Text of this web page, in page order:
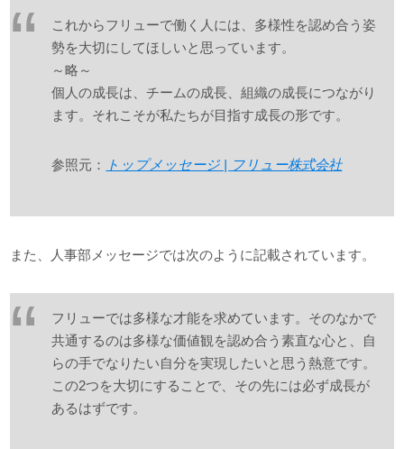
これからフリューで働く人には、多様性を認め合う姿
勢を大切にしてほしいと思っています。
～略～
個人の成長は、チームの成長、組織の成長につながり
ます。それこそが私たちが目指す成長の形です。
参照元： トップメッセージ | フリュー株式会社
また、人事部メッセージでは次のように記載されています。
フリューでは多様な才能を求めています。そのなかで
共通するのは多様な価値観を認め合う素直な心と、自
らの手でなりたい自分を実現したいと思う熱意です。
この2つを大切にすることで、その先には必ず成長が
あるはずです。